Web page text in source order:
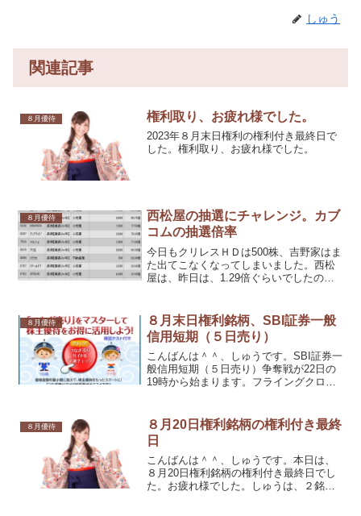
しゅう
関連記事
８月優待 権利取り、お疲れ様でした。
2023年８月末日権利の権利付き最終日で
した。権利取り、お疲れ様でした。
８月優待
西松屋の抽選にチャレンジ。カブ
コムの抽選倍率
今日もクリレスＨＤは500株、吉野家はま
た出てこなくなってしまいました。西松
屋は、昨日は、1.29倍ぐらいでしたの
８月優待
８月末日権利銘柄、SBI証券一般
信用短期（５日売り）
こんばんは＾＾、しゅうです。SBI証券一
般信用短期（５日売り）争奪戦が22日の
19時から始まります。フライングクロス
売り）の残についてざっと調べてみまし
た。当日は...
８月優待
８月20日権利銘柄の権利付き最終
日
こんばんは＾＾、しゅうです。本日は、
８月20日権利銘柄の権利付き最終日でし
た。お疲れ様でした。しゅうは、２銘柄